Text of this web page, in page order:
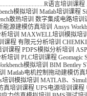
R语言培训课程
模拟培训 Matlab培训课程
散热培训 数字集成电路培训
能源建模仿真培训 Ansys
培训 MAXWELL培训模拟培
课程 有限元分析培训
训课程 PDPS模拟分析培训
培训 PLC培训课程 Geomagic
模拟培训 BIM Bentley
Matlab电机控制拖动建模仿真
培训模拟培训 MATLAB、
真培训课程 UPS电源培训课程